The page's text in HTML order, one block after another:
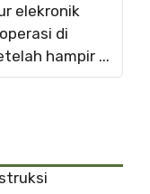
elekronik
di
hampir ...